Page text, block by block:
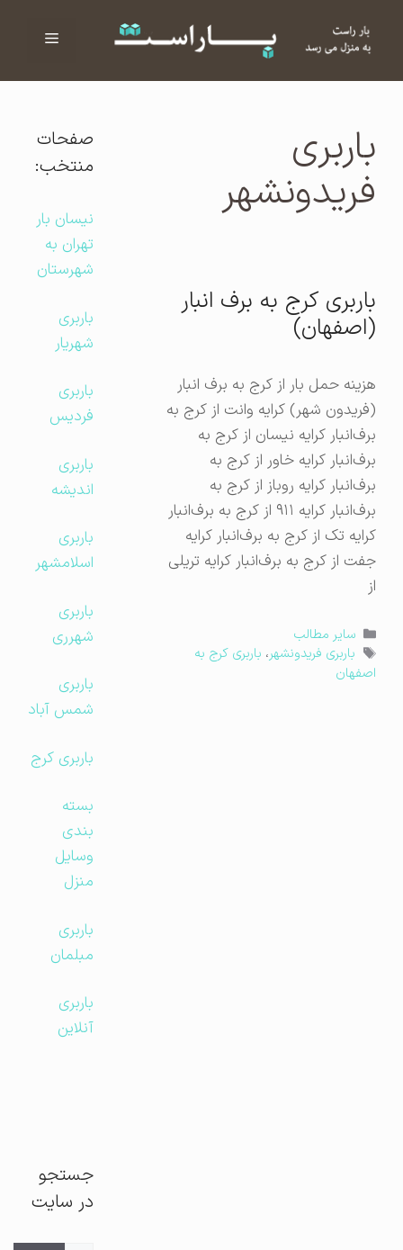
فهرست
باربری
فریدونشهر
باربری کرج به برف‌ انبار
(اصفهان)
هزینه حمل بار از کرج به برف‌ انبار
(فریدون‌ شهر) کرایه وانت از کرج به
برف‌انبار کرایه نیسان از کرج به
برف‌انبار کرایه خاور از کرج به
برف‌انبار کرایه روباز از کرج به
برف‌انبار کرایه ۹۱۱ از کرج به برف‌انبار
کرایه تک از کرج به برف‌انبار کرایه
جفت از کرج به برف‌انبار کرایه تریلی
دسته‌ها
سایر مطالب
برچسب‌ها
باربری فریدونشهر،باربری کرج به
اصفهان
صفحات
منتخب:
نیسان بار
تهران به
شهرستان
باربری
شهریار
باربری
فردیس
باربری
اندیشه
باربری
اسلامشهر
باربری
شهرری
باربری
شمس آباد
باربری کرج
بسته
بندی
وسایل
منزل
باربری
مبلمان
باربری
آنلاین
جستجو
در سایت